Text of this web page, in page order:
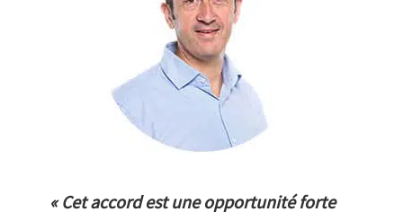
« Cet accord est une opportunité forte